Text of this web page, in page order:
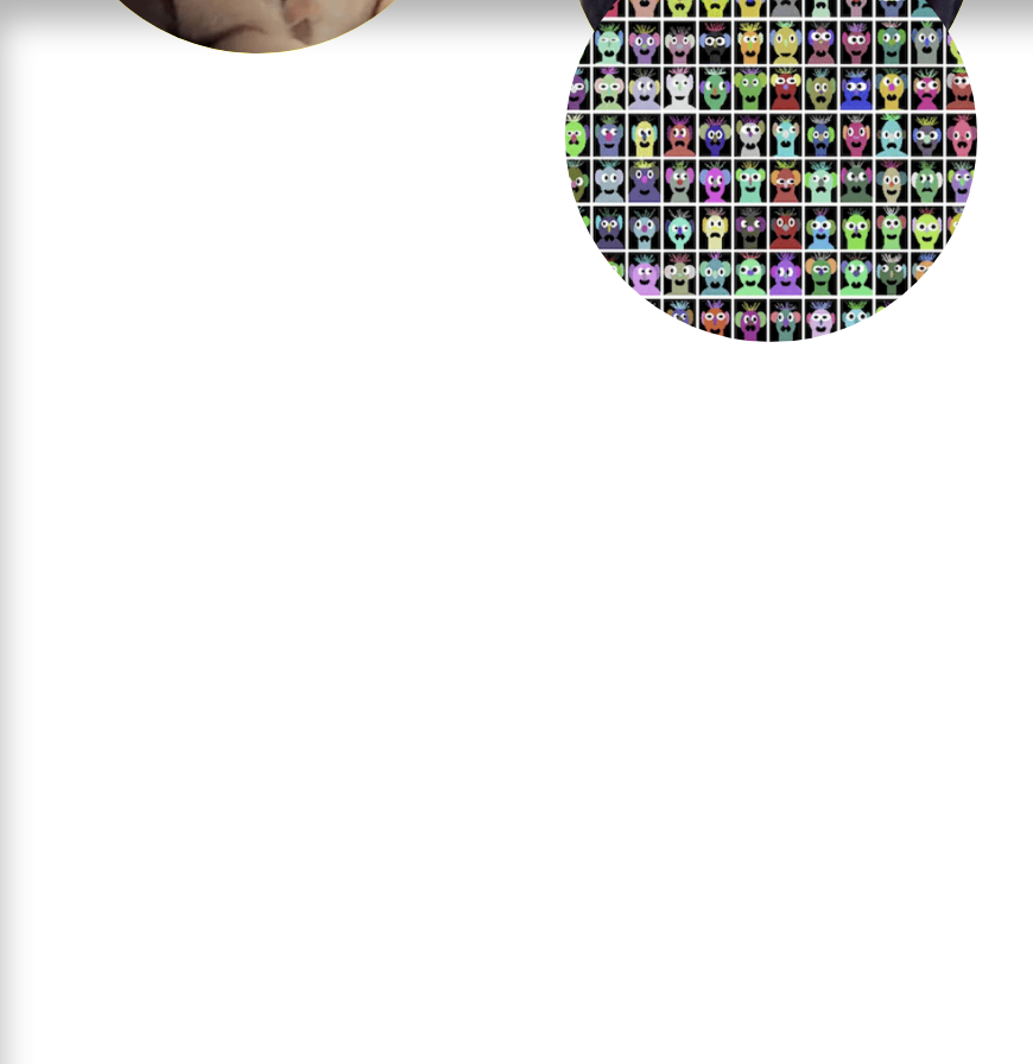
jouw online identiteit!…
Read More